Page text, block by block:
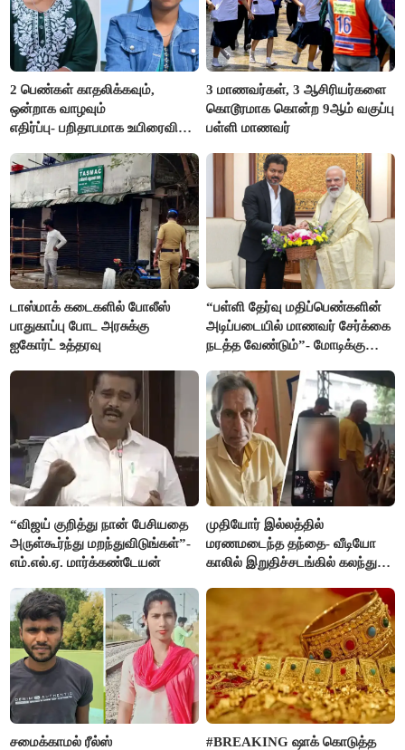
2 பெண்கள் காதலிக்கவும்,
ஒன்றாக வாழவும்
எதிர்ப்பு- பறிதாபமாக உயிரைவிட்ட
3 மாணவர்கள், 3 ஆசிரியர்களை
கொடூரமாக கொன்ற 9ஆம் வகுப்பு
பள்ளி மாணவர்
டாஸ்மாக் கடைகளில் போலீஸ்
பாதுகாப்பு போட அரசுக்கு
ஐகோர்ட் உத்தரவு
“பள்ளி தேர்வு மதிப்பெண்களின்
அடிப்படையில் மாணவர் சேர்க்கை
நடத்த வேண்டும்”- மோடிக்கு
“விஜய் குறித்து நான் பேசியதை
அருள்கூர்ந்து மறந்துவிடுங்கள்”-
எம்.எல்.ஏ. மார்க்கண்டேயன்
முதியோர் இல்லத்தில்
மரணமடைந்த தந்தை- வீடியோ
காலில் இறுதிச்சடங்கில் கலந்து
சமைக்காமல் ரீல்ஸ்
#BREAKING ஷாக் கொடுத்த